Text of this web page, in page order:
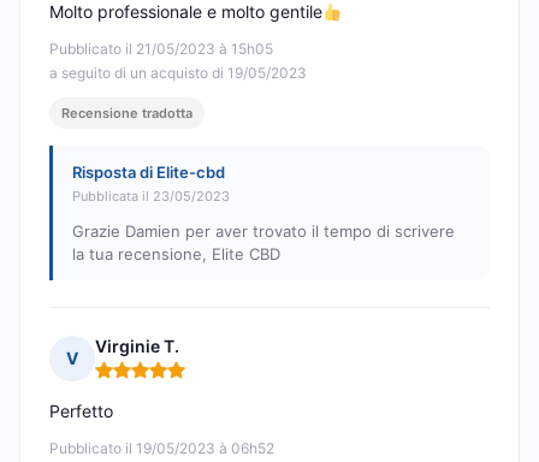
Pubblicato il 21/05/2023 à 15h05
a seguito di un acquisto di 19/05/2023
Molto professionale e molto gentile
Recensione tradotta
Risposta di Elite-cbd
Pubblicata il 23/05/2023
Grazie Damien per aver trovato il tempo di scrivere
la tua recensione, Elite CBD
V
Virginie T.
Nota: 5 su 5
Pubblicato il 19/05/2023 à 06h52
Perfetto